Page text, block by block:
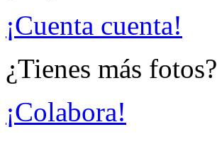
¡Cuenta cuenta!
¿Tienes más fotos?
¡Colabora!